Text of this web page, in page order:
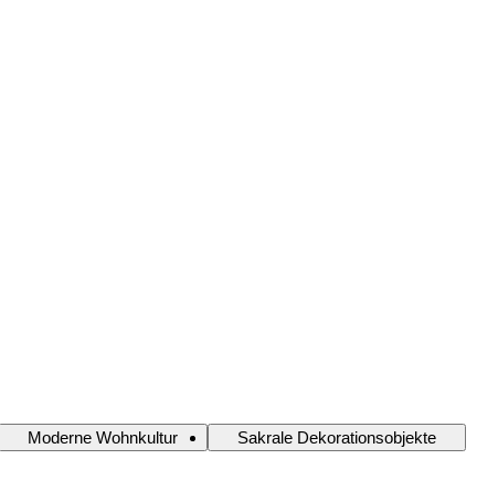
Moderne Wohnkultur Sakrale Dekorationsobjekte